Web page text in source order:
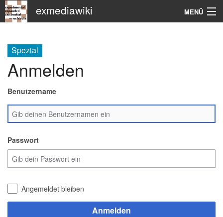
exmediawiki MENÜ
KHM
Spezial
Anmelden
Benutzername
Passwort
Angemeldet bleiben
Anmelden